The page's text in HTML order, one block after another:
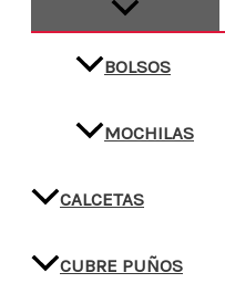
BOLSOS
MOCHILAS
CALCETAS
CUBRE PUÑOS